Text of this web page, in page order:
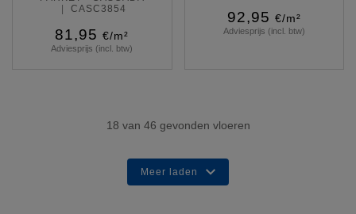
CASC3854
81,95 €/m²
Adviesprijs (incl. btw)
92,95 €/m²
Adviesprijs (incl. btw)
18 van 46 gevonden vloeren
Meer laden